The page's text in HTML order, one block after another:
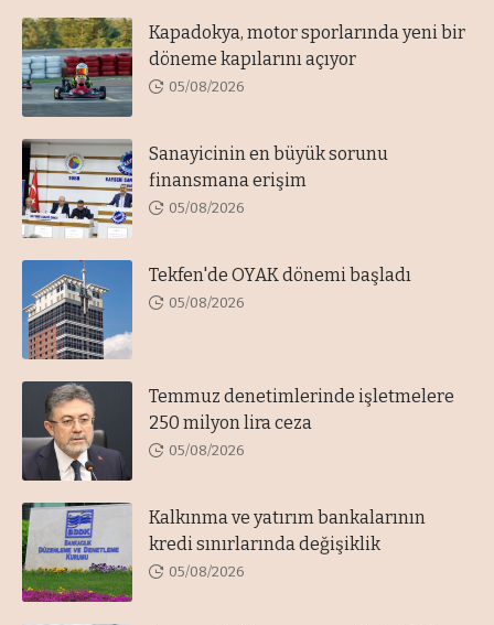
Kapadokya, motor sporlarında yeni bir
döneme kapılarını açıyor
05/08/2026
Sanayicinin en büyük sorunu
finansmana erişim
05/08/2026
Tekfen'de OYAK dönemi başladı
05/08/2026
Temmuz denetimlerinde işletmelere
250 milyon lira ceza
05/08/2026
Kalkınma ve yatırım bankalarının
kredi sınırlarında değişiklik
05/08/2026